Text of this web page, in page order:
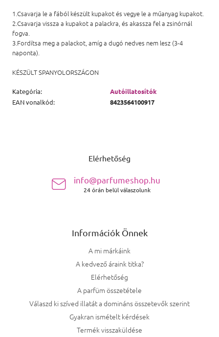
1.Csavarja le a fából készült kupakot és vegye le a műanyag kupakot.
2.Csavarja vissza a kupakot a palackra, és akassza fel a zsinórnál
fogva.
3.Fordítsa meg a palackot, amíg a dugó nedves nem lesz (3-4
naponta).
KÉSZÜLT SPANYOLORSZÁGON
Kategória:
Autóillatosítók
EAN vonalkód: 8423564100917
Elérhetőség
info@parfumeshop.hu
24 órán belül válaszolunk
Információk Önnek
A mi márkáink
A kedvező áraink titka?
Elérhetőség
A parfüm összetétele
Válaszd ki szíved illatát a domináns összetevők szerint
Gyakran ismételt kérdések
Termék visszaküldése